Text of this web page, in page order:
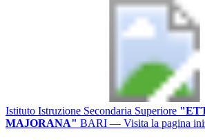
Istituto Istruzione Secondaria Superiore
MAJORANA" BARI — Visita la pagina